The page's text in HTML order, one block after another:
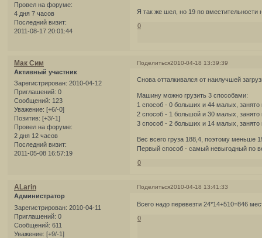
Провел на форуме:
4 дня 7 часов
Последний визит:
2011-08-17 20:01:44
Я так же шел, но 19 по вместительности
0
Поделиться2010-04-18 13:39:39
Мак Сим
Активный участник
Зарегистрирован: 2010-04-12
Приглашений: 0
Сообщений: 123
Уважение: [+6/-0]
Позитив: [+3/-1]
Провел на форуме:
2 дня 12 часов
Последний визит:
2011-05-08 16:57:19
Снова отталкивался от наилучшей
Машину можно грузить 3 способами:
1 способ - 0 больших и 44 малых,
2 способ - 1 большой и 30 малых,
3 способ - 2 больших и 14 малых,
Вес всего груза 188,4, поэтому меньше
Первый способ - самый невыгодный по
0
Поделиться2010-04-18 13:41:33
ALarin
Администратор
Зарегистрирован: 2010-04-11
Приглашений: 0
Сообщений: 611
Уважение: [+9/-1]
Всего надо перевезти 24*14+510=846
0